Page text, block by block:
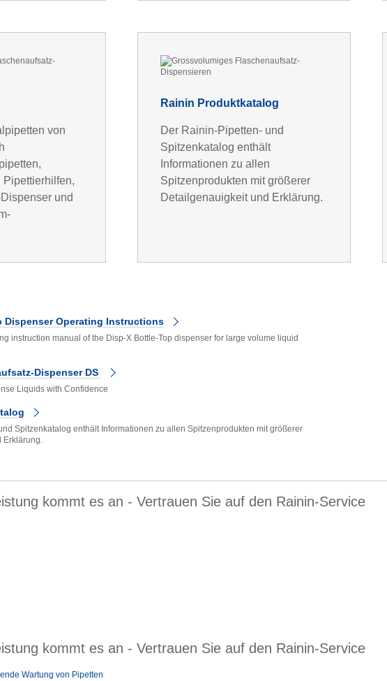
von
Pipettierhilfen,
und
Rainin Produktkatalog
Der Rainin-Pipetten- und
Spitzenkatalog enthält
Informationen zu allen
Spitzenprodukten mit größerer
Detailgenauigkeit und Erklärung.
Dispenser Operating Instructions
instruction manual of the Disp-X Bottle-Top dispenser for large volume liquid
Dispenser DS
Liquids with Confidence
Spitzenkatalog enthält Informationen zu allen Spitzenprodukten mit größerer
Erklärung.
kommt es an - Vertrauen Sie auf den Rainin-Service
kommt es an - Vertrauen Sie auf den Rainin-Service
Wartung von Pipetten